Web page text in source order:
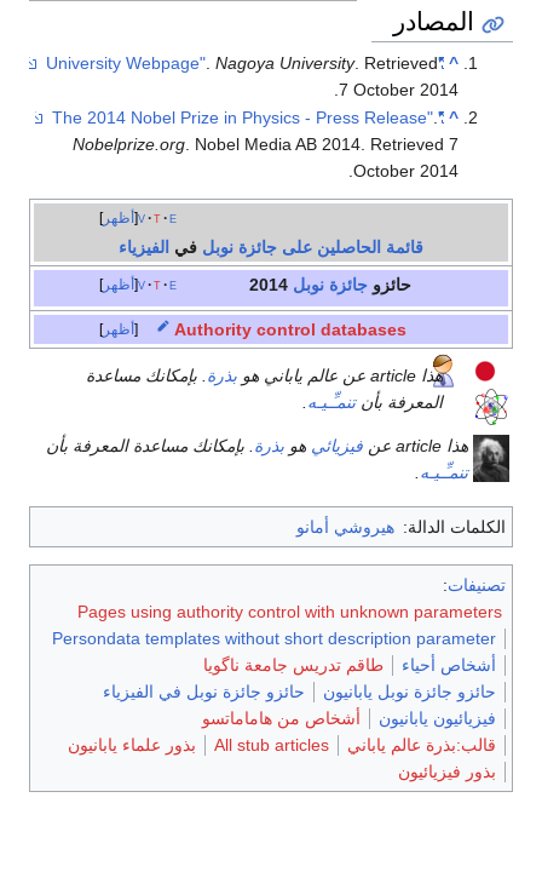
المصادر
^
"University Webpage"
.Nagoya University. Retrieved
7 October 2014
.
^
"The 2014 Nobel Prize in Physics - Press Release"
.
Nobelprize.org . Nobel Media AB 2014 . Retrieved7
October 2014
.
أظهر v t e
قائمة الحاصلين على جائزة نوبل في الفيزياء
أظهر v t e حائزوجائزة نوبل 2014
أظهر Authority control databases
هذا article عن عالم ياباني هو بذرة. بإمكانك مساعدة
المعرفة بأنتنمـِّـيـه.
هذا article عن فيزيائي هو بذرة. بإمكانك مساعدة المعرفة بأن
تنمـِّـيـه.
الكلمات الدالة: هيروشي أمانو
تصنيفات:
Pages using authority control with unknown parameters
Persondata templates without short description parameter
أشخاص أحياء
طاقم تدريس جامعة ناگويا
حائزو جائزة نوبل يابانيون
حائزو جائزة نوبل في الفيزياء
فيزيائيون يابانيون
أشخاص من هاماماتسو
قالب:بذرة عالم ياباني
All stub articles
بذور علماء يابانيون
بذور فيزيائيون